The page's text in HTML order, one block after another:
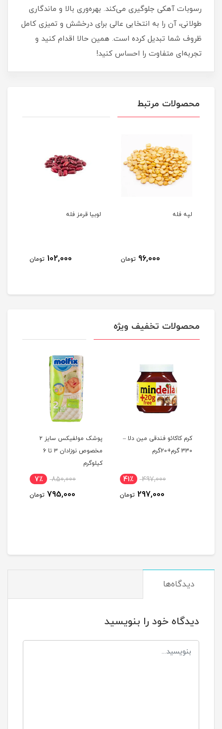
رسوبات آهکی جلوگیری می‌کند. بهره‌وری بالا و ماندگاری
طولانی، آن را به انتخابی عالی برای درخشش و تمیزی کامل
ظروف شما تبدیل کرده است. همین حالا اقدام کنید و
تجربه‌ای متفاوت را احساس کنید!
محصولات مرتبط
لپه فله
96,000 تومان
لوبیا قرمز فله
102,000 تومان
محصولات تخفیف ویژه
کرم کاکائو فندقی مین دلا –
330 گرم+20گرم
497,000 41٪
297,000 تومان
پوشک مولفیکس سایز ۲
مخصوص نوزادان ۳ تا ۶
کیلوگرم
850,000 7٪
795,000 تومان
دیدگاه‌ها
دیدگاه خود را بنویسید